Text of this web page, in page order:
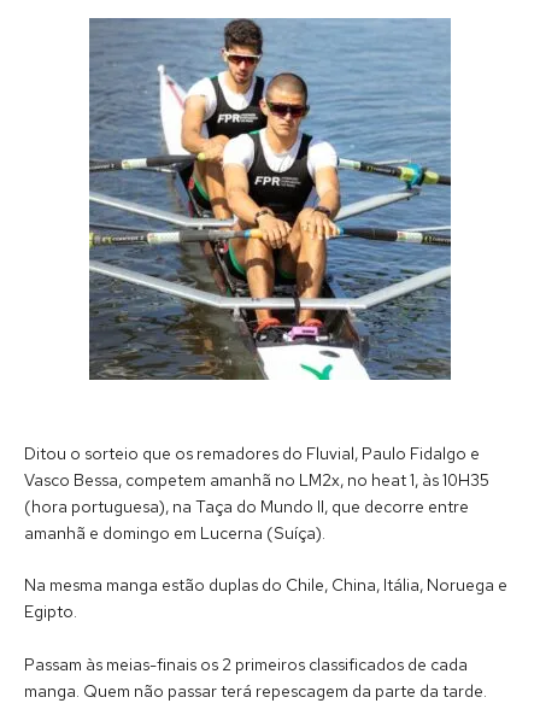
Ditou o sorteio que os remadores do Fluvial, Paulo Fidalgo e
Vasco Bessa, competem amanhã no LM2x, no heat 1, às 10H35
(hora portuguesa), na Taça do Mundo II, que decorre entre
amanhã e domingo em Lucerna (Suíça).
Na mesma manga estão duplas do Chile, China, Itália, Noruega e
Egipto.
Passam às meias-finais os 2 primeiros classificados de cada
manga. Quem não passar terá repescagem da parte da tarde.